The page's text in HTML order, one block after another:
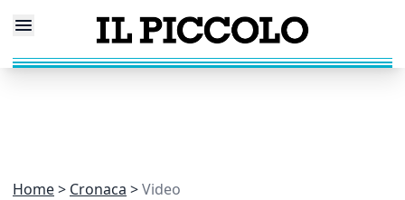
Home Cronaca Video